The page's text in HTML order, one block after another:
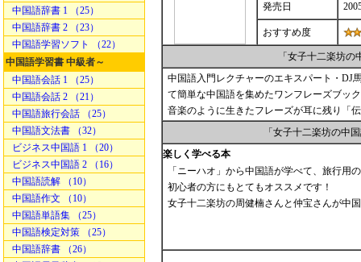
中国語辞書 1 （25）
中国語辞書 2 （23）
中国語学習ソフト （22）
中国語学習書 中級者～
中国語会話 1 （25）
中国語会話 2 （21）
中国語旅行会話 （25）
中国語文法書 （32）
ビジネス中国語 1 （20）
ビジネス中国語 2 （16）
中国語読解 （10）
中国語作文 （10）
中国語単語集 （25）
中国語検定対策 （25）
中国語辞書 （26）
発売日
おすすめ度
「女子十二楽坊
中国語入門レクチャーのエキスパート・DJ
て簡単な中国語を集めたワンフレーズブッ
音楽のように生きたフレーズが耳に残り「
「女子十二楽坊の中
楽しく学べる本
「ニーハオ」から中国語が学べて、旅行用
初心者の方にもとてもオススメです！
女子十二楽坊の周健楠さんと仲宝さんが中